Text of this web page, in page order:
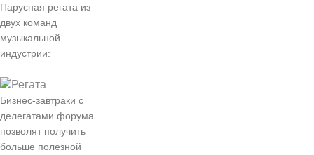
Парусная регата из
двух команд
музыкальной
индустрии:
Бизнес-завтраки с
делегатами форума
позволят получить
больше полезной